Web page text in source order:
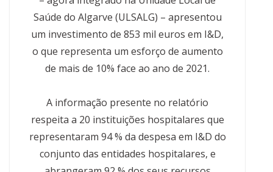
Saúde do Algarve (ULSALG) – apresentou
um investimento de 853 mil euros em I&D,
o que representa um esforço de aumento
de mais de 10% face ao ano de 2021.
A informação presente no relatório
respeita a 20 instituições hospitalares que
representaram 94 % da despesa em I&D do
conjunto das entidades hospitalares, e